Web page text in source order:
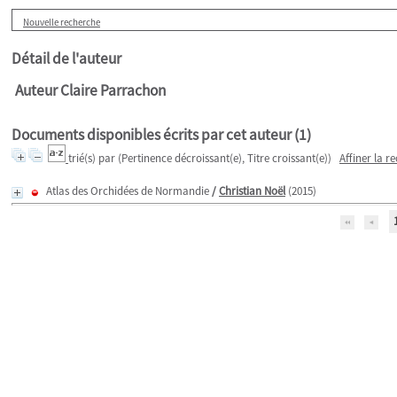
Nouvelle recherche
Détail de l'auteur
Auteur Claire Parrachon
Documents disponibles écrits par cet auteur (1)
trié(s) par (Pertinence décroissant(e), Titre croissant(e)) Affiner la
Atlas des Orchidées de Normandie/Christian Noël(2015)